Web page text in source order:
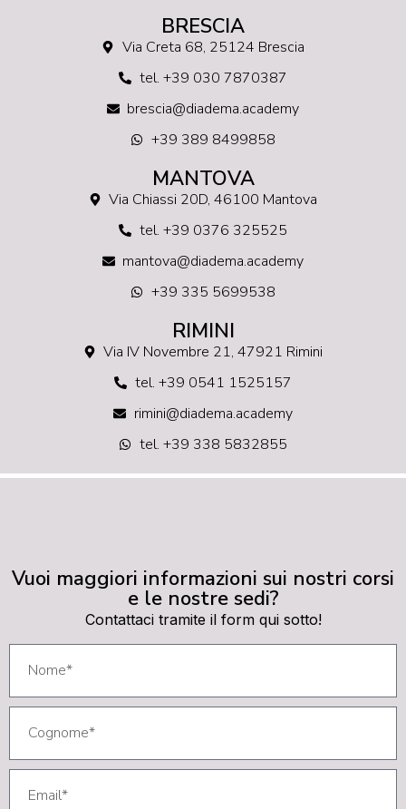
BRESCIA
Via Creta 68, 25124 Brescia
tel. +39 030 7870387
brescia@diadema.academy
+39 389 8499858
MANTOVA
Via Chiassi 20D, 46100 Mantova
tel. +39 0376 325525
mantova@diadema.academy
+39 335 5699538
RIMINI
Via IV Novembre 21, 47921 Rimini
tel. +39 0541 1525157
rimini@diadema.academy
tel. +39 338 5832855
Vuoi maggiori informazioni sui nostri corsi
e le nostre sedi?
Contattaci tramite il form qui sotto!